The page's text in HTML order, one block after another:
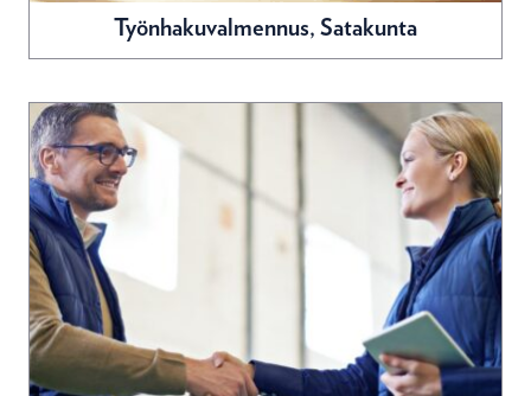
Työnhakuvalmennus, Satakunta